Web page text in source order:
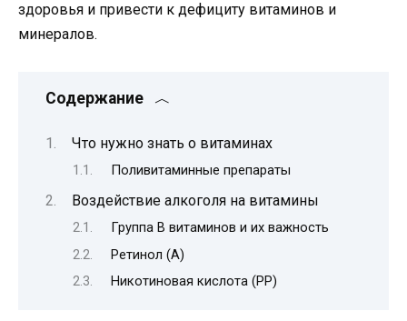
здоровья и привести к дефициту витаминов и
минералов.
Содержание
Что нужно знать о витаминах
Поливитаминные препараты
Воздействие алкоголя на витамины
Группа B витаминов и их важность
Ретинол (A)
Никотиновая кислота (PP)